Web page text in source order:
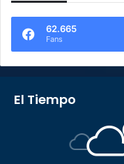
62.665
Fans
El Tiempo